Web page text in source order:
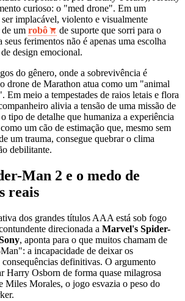
curioso: o "med drone". Em um
implacável, violento e visualmente
de um robô
de suporte que sorri para o
ferimentos não é apenas uma escolha
design emocional.
do gênero, onde a sobrevivência é
drone de Marathon atua como um "animal
Em meio a tempestades de raios letais e flora
alivia a tensão de uma missão de
tipo de detalhe que humaniza a experiência
um cão de estimação que, mesmo sem
um trauma, consegue quebrar o clima
debilitante.
Man 2 e o medo de
reais
dos grandes títulos AAA está sob fogo
direcionada a Marvel's Spider-
, aponta para o que muitos chamam de
a incapacidade de deixar os
consequências definitivas. O argumento
Harry Osborn de forma quase milagrosa
Miles Morales, o jogo esvazia o peso do